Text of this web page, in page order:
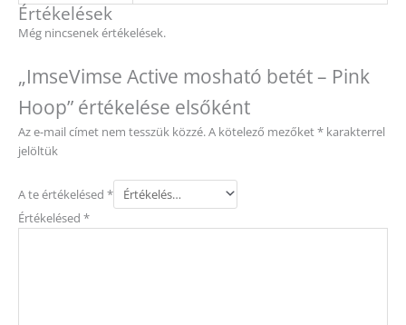
Értékelések
Még nincsenek értékelések.
„ImseVimse Active mosható betét – Pink
Hoop” értékelése elsőként
Az e-mail címet nem tesszük közzé.A kötelező mezőket* karakterrel
jelöltük
A te értékelésed *
Értékelésed *